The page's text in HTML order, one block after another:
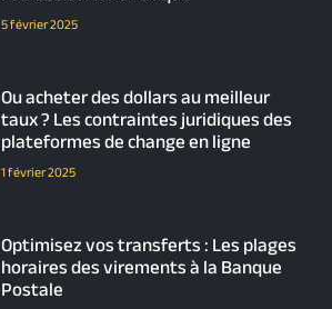
5 février 2025
Ou acheter des dollars au meilleur
taux ? Les contraintes juridiques des
plateformes de change en ligne
1 février 2025
Optimisez vos transferts : Les plages
horaires des virements à la Banque
Postale